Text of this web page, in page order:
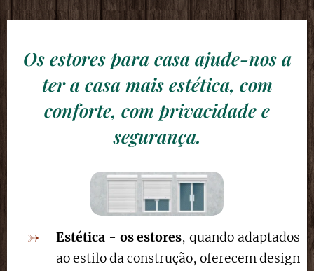
Os estores para casa ajude-nos a
ter a casa mais estética, com
conforte, com privacidade e
segurança.
Estética - os estores, quando adaptados
ao estilo da construção, oferecem design